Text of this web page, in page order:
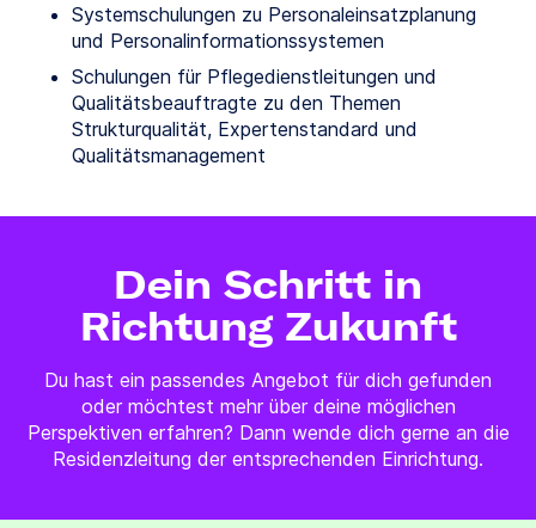
Systemschulungen zu Personaleinsatzplanung
und Personalinformationssystemen
Schulungen für Pflegedienstleitungen und
Qualitätsbeauftragte zu den Themen
Strukturqualität, Expertenstandard und
Qualitätsmanagement
Dein Schritt in
Richtung Zukunft
Du hast ein passendes Angebot für dich gefunden
oder möchtest mehr über deine möglichen
Perspektiven erfahren? Dann wende dich gerne an die
Residenzleitung der entsprechenden Einrichtung.